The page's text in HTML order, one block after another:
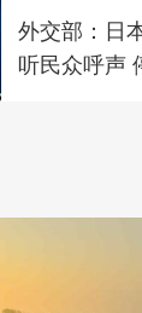
外交部：日
听民众呼声